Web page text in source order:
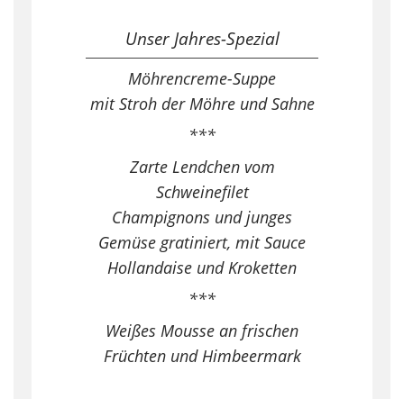
Unser Jahres-Spezial
Möhrencreme-Suppe
mit Stroh der Möhre und Sahne
***
Zarte Lendchen vom
Schweinefilet
Champignons und junges
Gemüse gratiniert, mit Sauce
Hollandaise und Kroketten
***
Weißes Mousse an frischen
Früchten und Himbeermark